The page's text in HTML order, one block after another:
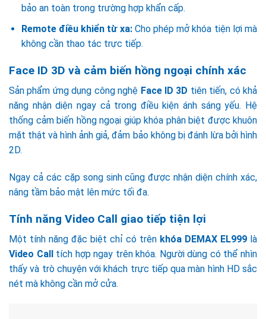
bảo an toàn trong trường hợp khẩn cấp.
Remote điều khiển từ xa:Cho phép mở khóa tiện lợi mà
không cần thao tác trực tiếp.
Face ID 3D và cảm biến hồng ngoại chính xác
Sản phẩm ứng dụng công nghệ Face ID 3D tiên tiến, có khả
năng nhận diện ngay cả trong điều kiện ánh sáng yếu. Hệ
thống cảm biến hồng ngoại giúp khóa phân biệt được khuôn
mặt thật và hình ảnh giả, đảm bảo không bị đánh lừa bởi hình
2D.
Ngay cả các cặp song sinh cũng được nhận diện chính xác,
nâng tầm bảo mật lên mức tối đa.
Tính năng Video Call giao tiếp tiện lợi
Một tính năng đặc biệt chỉ có trên khóa DEMAX EL999 là
Video Call
tích hợp ngay trên khóa. Người dùng có thể nhìn
thấy và trò chuyện với khách trực tiếp qua màn hình HD sắc
nét mà không cần mở cửa.